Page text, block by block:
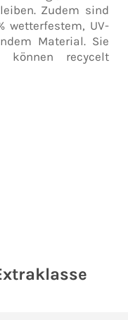
Zudem sind
wetterfestem, UV-
Material. Sie
können recycelt